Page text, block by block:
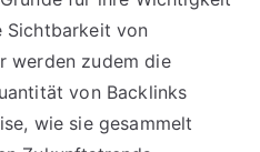
Sichtbarkeit von
werden zudem die
von Backlinks
wie sie gesammelt